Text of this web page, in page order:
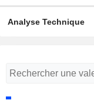
Analyse Technique